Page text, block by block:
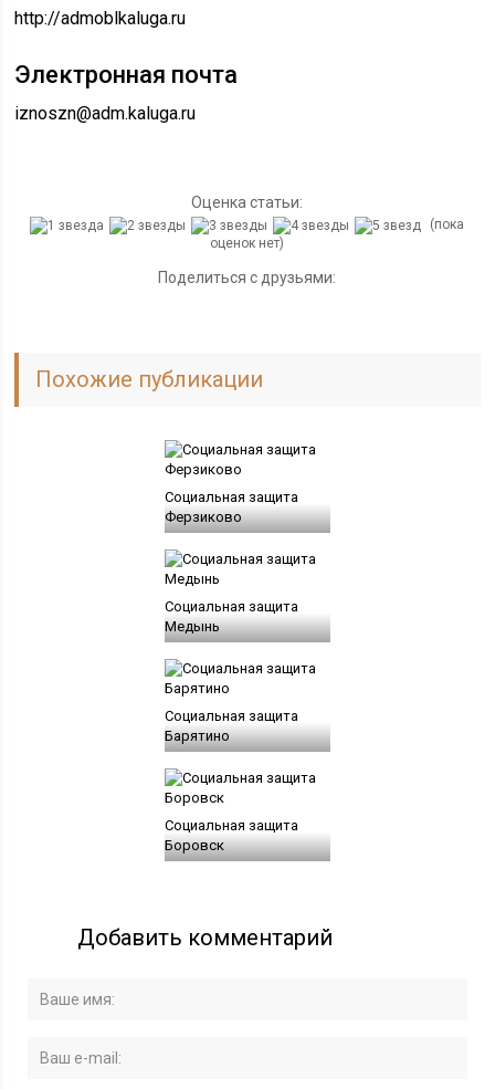
http://admoblkaluga.ru
Электронная почта
iznoszn@adm.kaluga.ru
Оценка статьи:
(пока
оценок нет)
Поделиться с друзьями:
Похожие публикации
Социальная защита
Ферзиково
Социальная защита
Медынь
Социальная защита
Барятино
Социальная защита
Боровск
Добавить комментарий